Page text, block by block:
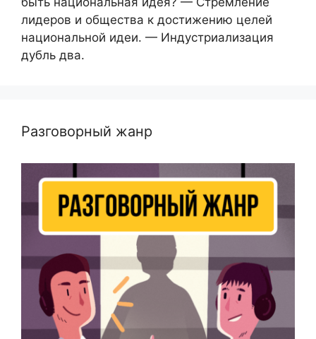
лидеров и общества к достижению целей
национальной идеи. — Индустриализация
дубль два.
Разговорный жанр